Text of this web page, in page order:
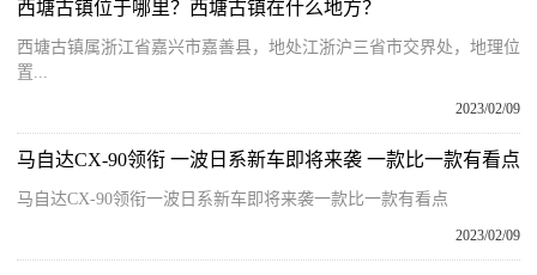
西塘古镇位于哪里？西塘古镇在什么地方？
西塘古镇属浙江省嘉兴市嘉善县，地处江浙沪三省市交界处，地理位
置...
2023/02/09
马自达CX-90领衔 一波日系新车即将来袭 一款比一款有看点
马自达CX-90领衔一波日系新车即将来袭一款比一款有看点
2023/02/09